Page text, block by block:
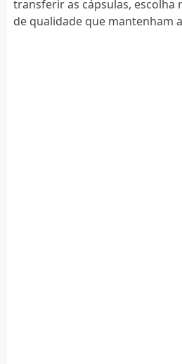
transferir as cápsulas, escolha
de qualidade que mantenham